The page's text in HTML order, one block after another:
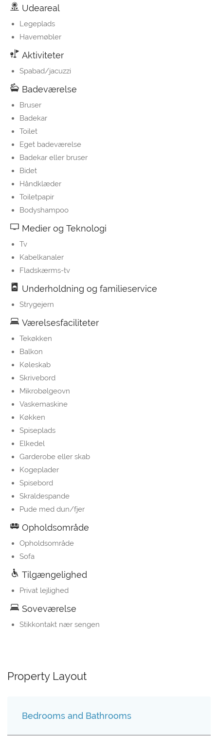
Udeareal
Legeplads
Havemøbler
Aktiviteter
Spabad/jacuzzi
Badeværelse
Bruser
Badekar
Toilet
Eget badeværelse
Badekar eller bruser
Bidet
Håndklæder
Toiletpapir
Bodyshampoo
Medier og Teknologi
Tv
Kabelkanaler
Fladskærms-tv
Underholdning og familieservice
Strygejern
Værelsesfaciliteter
Tekøkken
Balkon
Køleskab
Skrivebord
Mikrobølgeovn
Vaskemaskine
Køkken
Spiseplads
Elkedel
Garderobe eller skab
Kogeplader
Spisebord
Skraldespande
Pude med dun/fjer
Opholdsområde
Opholdsområde
Sofa
Tilgængelighed
Privat lejlighed
Soveværelse
Stikkontakt nær sengen
Property Layout
Bedrooms and Bathrooms